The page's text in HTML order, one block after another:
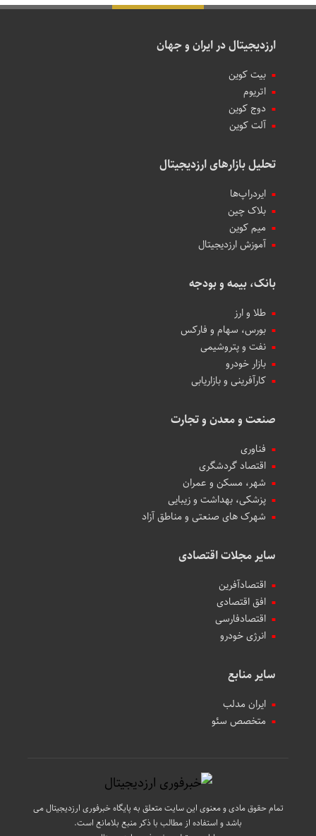
ارزدیجیتال در ایران و جهان
بیت کوین
اتریوم
دوج کوین
آلت کوین
تحلیل بازارهای ارزدیجیتال
ایردراپ‌ها
بلاک چین
میم کوین‌
آموزش ارزدیجیتال
بانک، بیمه و بودجه
طلا و ارز
بورس، سهام و فارکس
نفت و پتروشیمی
بازار خودرو
کارآفرینی و بازاریابی
صنعت و معدن و تجارت
فناوری
اقتصاد گردشگری
شهر، مسکن و عمران
پزشکی، بهداشت و زیبایی
شهرک های صنعتی و مناطق آزاد
سایر مجلات اقتصادی
اقتصادآفرین
افق اقتصادی
اقتصادفارسی
انرژی خودرو
سایر منابع
ایران مدلب
متخصص سئو
تمام حقوق مادی و معنوی این سایت متعلق به پایگاه خبرفوری ارزدیجیتال می
باشد و استفاده از مطالب با ذکر منبع بلامانع است.